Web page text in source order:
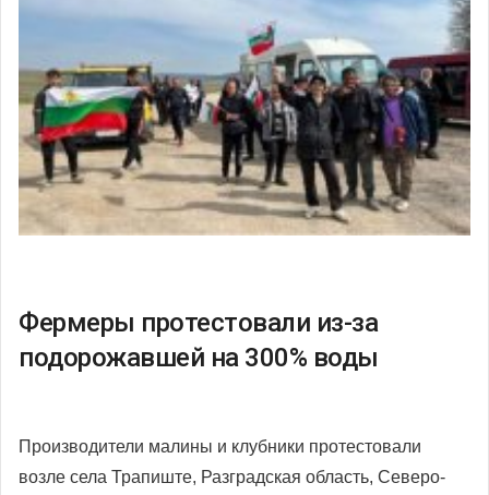
Фермеры протестовали из-за
подорожавшей на 300% воды
Производители малины и клубники протестовали
возле села Трапиште, Разградская область, Северо-